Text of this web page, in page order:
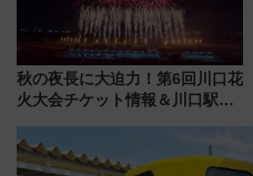
秋の夜長に大迫力！第6回川口花
火大会チケット情報＆川口駅か